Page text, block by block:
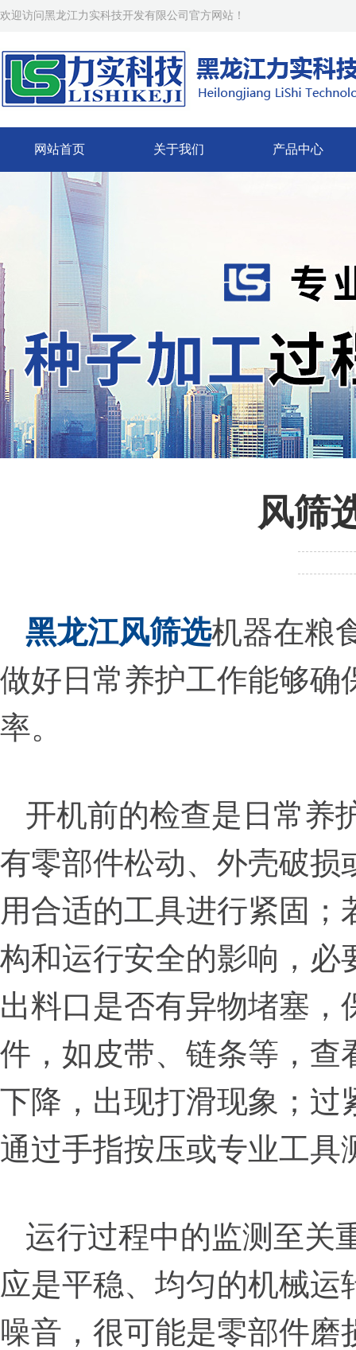
欢迎访问黑龙江力实科技开发有限公司官方网站！
网站首页 关于我们 产品中心
风筛
黑龙江风筛选机器在粮
做好日常养护工作能够确
率。
开机前的检查是日常养
有零部件松动、外壳破损
用合适的工具进行紧固
构和运行安全的影响，必
出料口是否有异物堵塞
件，如皮带、链条等，查
下降，出现打滑现象；过
通过手指按压或专业工具
运行过程中的监测至关
应是平稳、均匀的机械
噪音，很可能是零部件